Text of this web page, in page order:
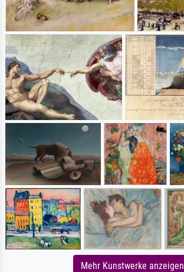
Mehr Kunstwerke anzeigen